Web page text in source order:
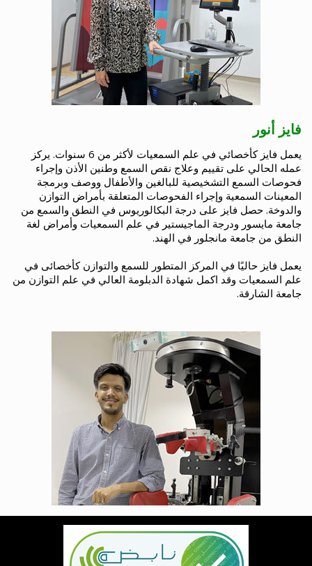
فايز أنور
يعمل فايز كأخصائي في علم السمعيات لأكثر من 6 سنوات. يركز
عمله الحالي على تقييم وعلاج نقص السمع وطنين الأذن وإجراء
فحوصات السمع التشخيصية للبالغين والأطفال ووصف وبرمجة
المعينات السمعية وإجراء الفحوصات المتعلقة بأمراض التوازن
والدوخة. حصل فايز على درجة البكالوريوس في النطق والسمع من
جامعة مايسور ودرجة الماجيستير في علم السمعيات وأمراض لغة
النطق من جامعة مانجلور في الهند.
يعمل فايز حاليًا في المركز المتطور للسمع والتوازن كأخصائى في
علم السمعيات وقد اكمل شهادة الدبلومة العالي في علم التوازن من
جامعة الشارقة.